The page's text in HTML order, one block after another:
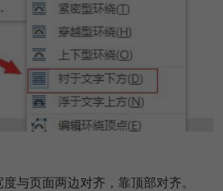
与页面两边对齐，靠顶部对齐。